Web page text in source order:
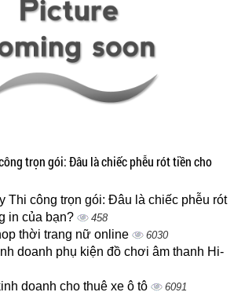
trọn gói: Đâu là chiếc phễu rót tiền cho
Thi công trọn gói: Đâu là chiếc phễu rót
in của bạn?
458
thời trang nữ online 6030
doanh phụ kiện đồ chơi âm thanh Hi-
doanh cho thuê xe ô tô 6091